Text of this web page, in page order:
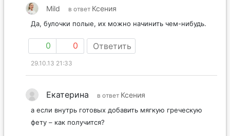
Mild в ответ Ксения
Да, булочки полые, их можно начинить чем-нибудь.
0 0 Ответить
29.10.13 21:33
Екатерина в ответ Ксения
а если внутрь готовых добавить мягкую греческую
фету – как получится?